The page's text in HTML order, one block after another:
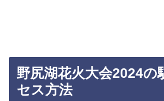
野尻湖花火大会2024の
セス方法